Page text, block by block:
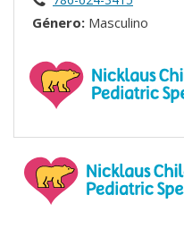
Género: Masculino